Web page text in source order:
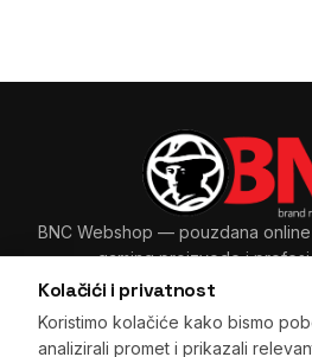
Kolačići i privatnost
Koristimo kolačiće kako bismo
analizirali promet i prikazali
BNC Webshop — pouzdana online
gaming proizvode i
Sarajevo, BiH